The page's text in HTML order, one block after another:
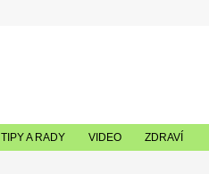
TIPY A RADY VIDEO ZDRAVÍ